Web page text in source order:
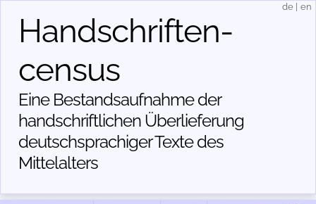
Handschriften­
census
Eine Bestandsaufnahme der
handschriftlichen Über­lieferung
deutschsprachiger Texte des
Mittelalters
de en